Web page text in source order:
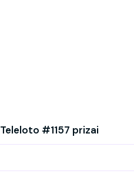
Teleloto #1157 prizai